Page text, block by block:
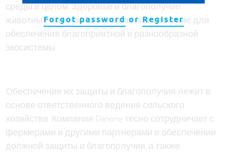
среды в целом. Здоровье и благополучие
животных имеет жизненно важное значение для
обеспечения благоприятной и разнообразной
экосистемы.
Обеспечение их защиты и благополучия лежит в
основе ответственного ведения сельского
хозяйства. Компания Danone тесно сотрудничает с
фермерами и другими партнерами в обеспечении
должной защиты и благополучия, а также
Forgot passwordorRegister